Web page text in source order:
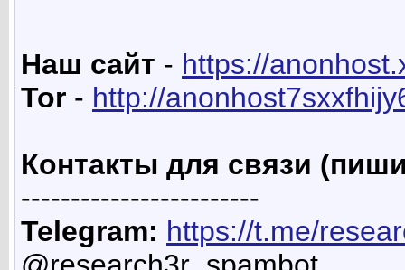
Наш сайт - https://
Tor - http://
Контакты для связи
------------------------
Telegram: https://t.me/